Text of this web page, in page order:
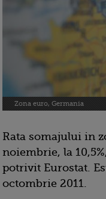
Zona euro, Germania
Rata somajului in
noiembrie, la
potrivit Eurostat.
octombrie 2011.